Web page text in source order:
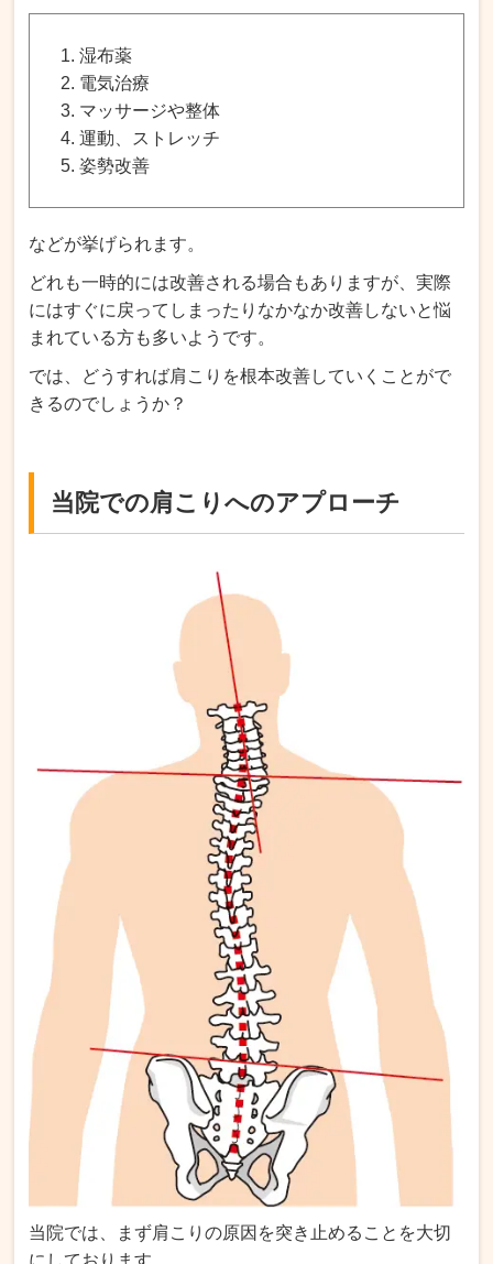
湿布薬
電気治療
マッサージや整体
運動、ストレッチ
姿勢改善
などが挙げられます。
どれも一時的には改善される場合もありますが、実際
にはすぐに戻ってしまったりなかなか改善しないと悩
まれている方も多いようです。
では、どうすれば肩こりを根本改善していくことがで
きるのでしょうか？
当院での肩こりへのアプローチ
当院では、まず肩こりの原因を突き止めることを大切
にしております。